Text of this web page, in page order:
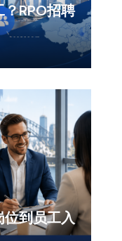
RPO招聘
到员工入